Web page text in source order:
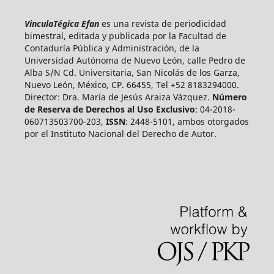
VinculaTégica Efanes una revista de periodicidad
bimestral, editada y publicada por la Facultad de
Contaduría Pública y Administración, de la
Universidad Autónoma de Nuevo León, calle Pedro de
Alba S/N Cd. Universitaria, San Nicolás de los Garza,
Nuevo León, México, CP. 66455, Tel +52 8183294000.
Director: Dra. María de Jesús Araiza Vázquez. Número
de Reserva de Derechos al Uso Exclusivo: 04-2018-
060713503700-203, ISSN: 2448-5101, ambos otorgados
por el Instituto Nacional del Derecho de Autor.